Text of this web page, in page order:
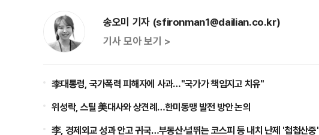
송오미 기자 (sfironman1@dailian.co.kr)
기사 모아 보기 >
李대통령, 국가폭력 피해자에 사과…"국가가 책임지고 치유"
위성락, 스틸 美대사와 상견례…한미동맹 발전 방안 논의
李, 경제외교 성과 안고 귀국…부동산·널뛰는 코스피 등 내치 난제 '첩첩산중'